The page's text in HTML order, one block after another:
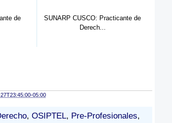
CUSCO: Practicante de
UGEL 02: Practicante
05:00
, OSIPTEL, Pre-Profesionales,